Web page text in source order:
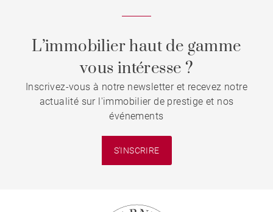
L’immobilier haut de gamme
vous intéresse ?
Inscrivez-vous à notre newsletter et recevez notre
actualité sur l'immobilier de prestige et nos
événements
S'INSCRIRE